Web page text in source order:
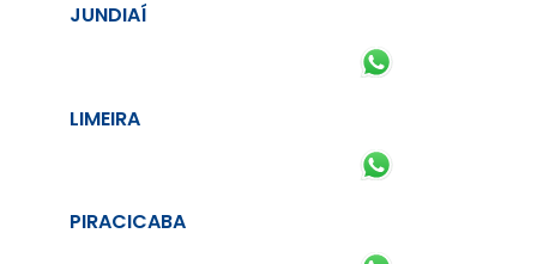
JUNDIAÍ
LIMEIRA
PIRACICABA